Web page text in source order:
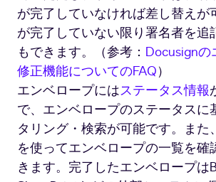
が完了していなければ差し替えが
が完了していない限り署名者を追
もできます。（参考： Docusign
修正機能についてのFAQ）
エンベロープにはステータス情報
で、エンベロープのステータスに
タリング・検索が可能です。また、
を使ってエンベロープの一覧を確
きます。完了したエンベロープは